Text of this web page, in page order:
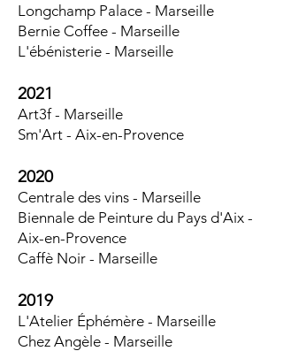
Longchamp Palace - Marseille
Bernie Coffee - Marseille
L'ébénisterie - Marseille
2021
Art3f - Marseille
Sm'Art - Aix-en-Provence
2020
Centrale des vins - Marseille
Biennale de Peinture du Pays d'Aix -
Aix-en-Provence
Caffè Noir - Marseille
2019
L'Atelier Éphémère - Marseille
Chez Angèle - Marseille